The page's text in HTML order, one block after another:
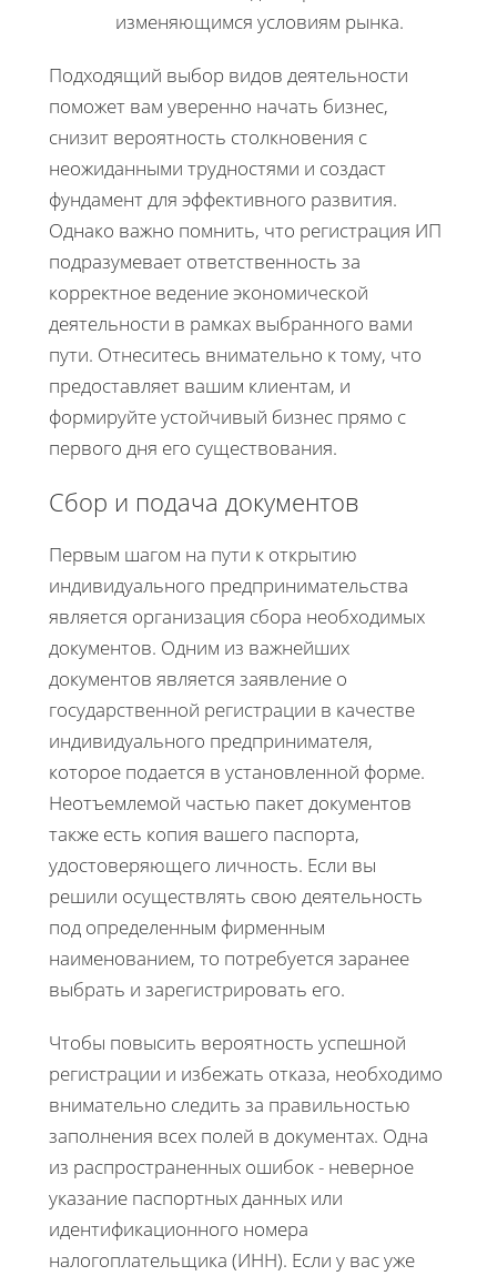
изменяющимся условиям рынка.
Подходящий выбор видов деятельности
поможет вам уверенно начать бизнес,
снизит вероятность столкновения с
неожиданными трудностями и создаст
фундамент для эффективного развития.
Однако важно помнить, что регистрация ИП
подразумевает ответственность за
корректное ведение экономической
деятельности в рамках выбранного вами
пути. Отнеситесь внимательно к тому, что
предоставляет вашим клиентам, и
формируйте устойчивый бизнес прямо с
первого дня его существования.
Сбор и подача документов
Первым шагом на пути к открытию
индивидуального предпринимательства
является организация сбора необходимых
документов. Одним из важнейших
документов является заявление о
государственной регистрации в качестве
индивидуального предпринимателя,
которое подается в установленной форме.
Неотъемлемой частью пакет документов
также есть копия вашего паспорта,
удостоверяющего личность. Если вы
решили осуществлять свою деятельность
под определенным фирменным
наименованием, то потребуется заранее
выбрать и зарегистрировать его.
Чтобы повысить вероятность успешной
регистрации и избежать отказа, необходимо
внимательно следить за правильностью
заполнения всех полей в документах. Одна
из распространенных ошибок - неверное
указание паспортных данных или
идентификационного номера
налогоплательщика (ИНН). Если у вас уже